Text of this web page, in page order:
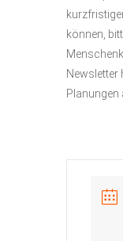
können,
Newsletter
Planungen